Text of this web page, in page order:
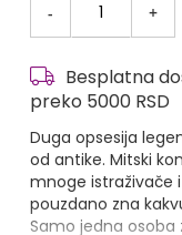
- +
Besplatna
preko 5000 RSD
Duga opsesija
od antike. Mitski
mnoge istraživače
pouzdano zna
Samo jedna